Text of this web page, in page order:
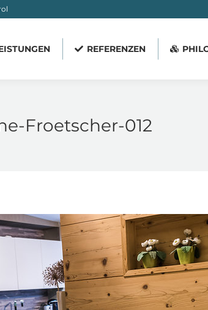
REFERENZEN
Froetscher-012
REFERENZEN